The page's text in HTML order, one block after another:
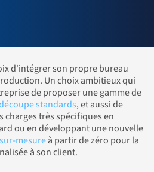
d'intégrer son propre bureau
Un choix ambitieux qui
de proposer une gamme de
standards, et aussi de
charges très spécifiques en
ou en développant une nouvelle
mesureà partir de zéro pour la
à son client.